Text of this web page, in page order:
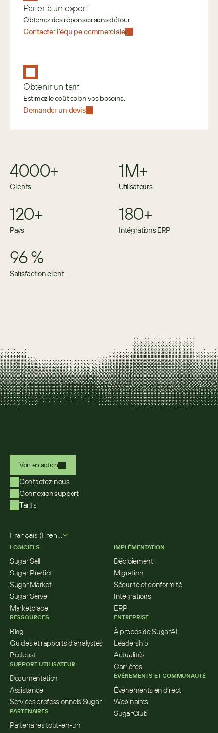
Parler à un expert
Obtenez des réponses sans détour.
Contacter l’équipe commerciale
Obtenir un tarif
Estimez le coût selon vos besoins.
Demander un devis
4000+
Clients
1M+
Utilisateurs
120+
Pays
180+
Intégrations ERP
96 %
Satisfaction client
Voir en action
Contactez-nous
Connexion support
Tarifs
LOGICIELS
Sugar Sell
Sugar Predict
Sugar Market
Sugar Serve
Marketplace
RESSOURCES
Blog
Guides et rapports d’analystes
Podcast
SUPPORT UTILISATEUR
Documentation
Assistance
Services professionnels Sugar
PARTENAIRES
Partenaires tout-en-un
IMPLÉMENTATION
Déploiement
Migration
Sécurité et conformité
Intégrations
ERP
ENTREPRISE
À propos de SugarAI
Leadership
Actualités
Carrières
ÉVÉNEMENTS ET COMMUNAUTÉ
Événements en direct
Webinaires
SugarClub